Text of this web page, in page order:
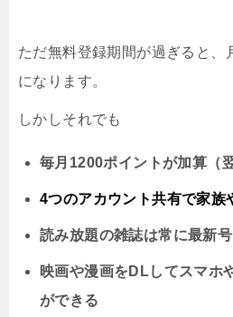
ただ無料登録期間が過ぎると、
になります。
しかしそれでも
毎月1200ポイントが加算（
4つのアカウント共有で家族
読み放題の雑誌は常に最新号
映画や漫画をDLしてスマホ
ができる